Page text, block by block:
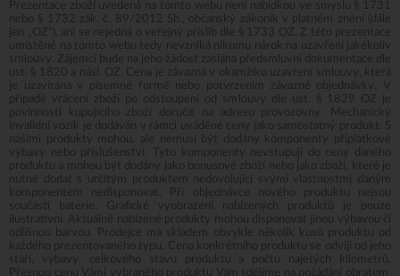
Prezentace zboží uvedená na tomto webu není nabídkou ve smyslu § 1731
nebo § 1732 zák. č. 89/2012 Sb., občanský zákoník v platném znění (dále
jen „OZ“), ani se nejedná o veřejný příslib dle § 1733 OZ. Z této prezentace
umístěné na tomto webu tedy nevzniká nikomu nárok na uzavření jakékoliv
smlouvy. Zájemci bude na jeho žádost zaslána předsmluvní dokumentace dle
ust. § 1820 a násl. OZ. Cena je závazná v okamžiku uzavření smlouvy, která
je uzavírána v písemné formě nebo potvrzením závazné objednávky. V
případě vrácení zboží po odstoupení od smlouvy dle ust. § 1829 OZ je
povinností kupujícího zboží doručit na adresu provozovny. Mechanický
invalidní vozík je dodáván v rámci uváděné ceny jako samostatný produkt. S
našimi produkty mohou, ale nemusí být dodány komponenty příplatkové
výbavy nebo příslušenství. Tyto komponenty nevstupují do ceny daného
produktu a mohou být dodány jako bonusové zboží nebo jako zboží, které je
nutné dodat s určitým produktem nedovolující svými vlastnostmi daným
komponentem nedisponovat. Při objednávce nového produktu nejsou
součástí baterie. Grafické vyobrazení nabízených produktů je pouze
ilustrativní. Aktuálně nabízené produkty mohou disponovat jinou výbavou či
odlišnou barvou. Prodejce má skladem obvykle několik kusů produktu od
každého prezentovaného typu. Cena konkrétního produktu se odvíjí od jeho
stáří, výbavy, celkového stavu produktu a počtu najetých kilometrů.
Přesnou cenu Vámi vybraného produktu Vám sdělíme na požádání obratem.